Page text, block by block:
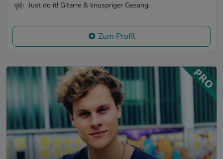
Just do it! Gitarre & knuspriger Gesang.
Zum Profil